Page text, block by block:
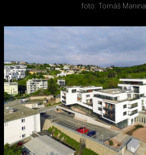
foto: Tomáš Manina